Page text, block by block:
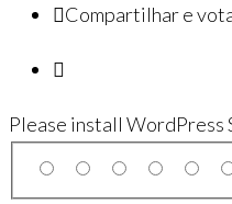
Compartilhar e
Please install WordPress